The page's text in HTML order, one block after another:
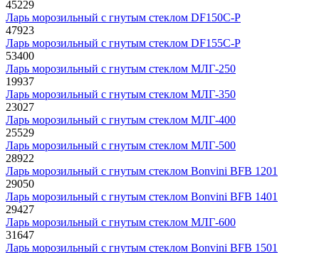
45229
Ларь морозильный с гнутым стеклом DF150C-P
47923
Ларь морозильный с гнутым стеклом DF155C-P
53400
Ларь морозильный с гнутым стеклом МЛГ-250
19937
Ларь морозильный с гнутым стеклом МЛГ-350
23027
Ларь морозильный с гнутым стеклом МЛГ-400
25529
Ларь морозильный с гнутым стеклом МЛГ-500
28922
Ларь морозильный с гнутым стеклом Bonvini BFB 1201
29050
Ларь морозильный с гнутым стеклом Bonvini BFB 1401
29427
Ларь морозильный с гнутым стеклом МЛГ-600
31647
Ларь морозильный с гнутым стеклом Bonvini BFB 1501